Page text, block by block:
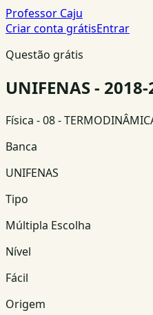
Professor Caju
Criar conta grátisEntrar
Questão grátis
UNIFENAS -
Física - 08 -
Banca
UNIFENAS
Tipo
Múltipla Escolha
Nível
Fácil
Origem